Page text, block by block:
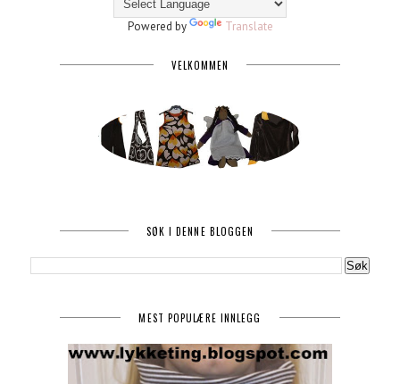
Powered by Translate
VELKOMMEN
SØK I DENNE BLOGGEN
MEST POPULÆRE INNLEGG